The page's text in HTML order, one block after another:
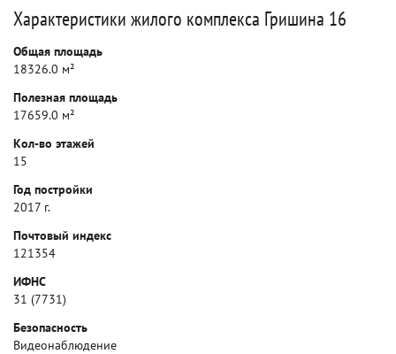
Характеристики жилого комплекса Гришина 16
Общая площадь
18326.0 м²
Полезная площадь
17659.0 м²
Кол-во этажей
15
Год постройки
2017 г.
Почтовый индекс
121354
ИФНС
31 (7731)
Безопасность
Видеонаблюдение